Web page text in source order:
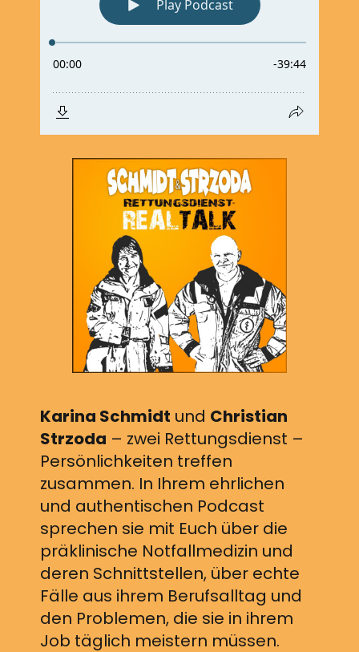
Karina Schmidt und Christian
Strzoda – zwei Rettungsdienst –
Persönlichkeiten treffen
zusammen. In Ihrem ehrlichen
und authentischen Podcast
sprechen sie mit Euch über die
präklinische Notfallmedizin und
deren Schnittstellen, über echte
Fälle aus ihrem Berufsalltag und
den Problemen, die sie in ihrem
Job täglich meistern müssen.